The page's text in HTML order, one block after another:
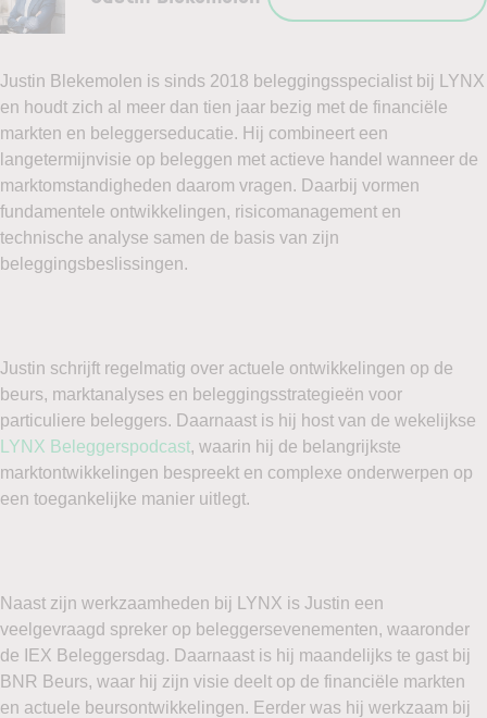
Justin Blekemolen is sinds 2018 beleggingsspecialist bij LYNX
en houdt zich al meer dan tien jaar bezig met de financiële
markten en beleggerseducatie. Hij combineert een
langetermijnvisie op beleggen met actieve handel wanneer de
marktomstandigheden daarom vragen. Daarbij vormen
fundamentele ontwikkelingen, risicomanagement en
technische analyse samen de basis van zijn
beleggingsbeslissingen.
Justin schrijft regelmatig over actuele ontwikkelingen op de
beurs, marktanalyses en beleggingsstrategieën voor
particuliere beleggers. Daarnaast is hij host van de wekelijkse
LYNX Beleggerspodcast, waarin hij de belangrijkste
marktontwikkelingen bespreekt en complexe onderwerpen op
een toegankelijke manier uitlegt.
Naast zijn werkzaamheden bij LYNX is Justin een
veelgevraagd spreker op beleggersevenementen, waaronder
de IEX Beleggersdag. Daarnaast is hij maandelijks te gast bij
BNR Beurs, waar hij zijn visie deelt op de financiële markten
en actuele beursontwikkelingen. Eerder was hij werkzaam bij